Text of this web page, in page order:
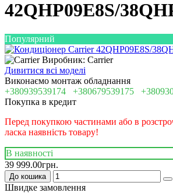
42QHP09E8S/
Популярний
Виробник: Carrier
Дивитися всі моделі
Виконаємо монтаж обладнання
+380939539174 +380679539175
Покупка в кредит
Перед покупкою частинами або в
ласка наявність товару!
В наявності
39 999.00грн.
До кошика
Швидке замовлення